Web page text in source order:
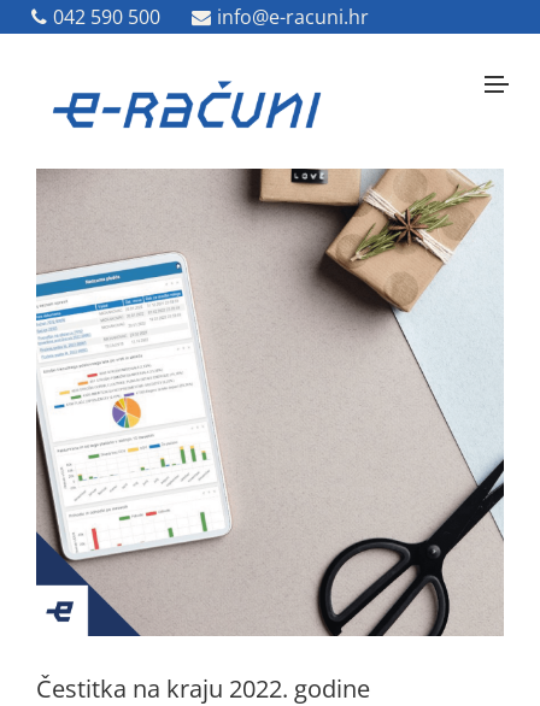
042 590 500 info@e-racuni.hr
042 590 500 info@e-racuni.hr
Čestitka na kraju 2022. godine